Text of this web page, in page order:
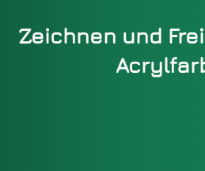
Zeichnen und